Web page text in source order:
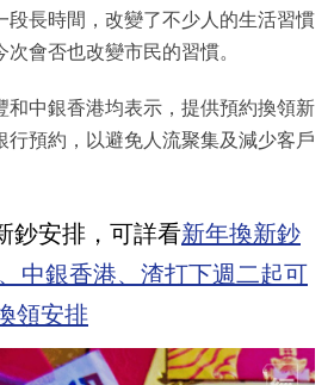
段長時間，改變了不少人的生活習慣
會否也改變市民的習慣。
和中銀香港均表示，提供預約換領新
行預約，以避免人流聚集及減少客戶
鈔安排，可詳看新年換新鈔
中銀香港、渣打下週二起可
領安排